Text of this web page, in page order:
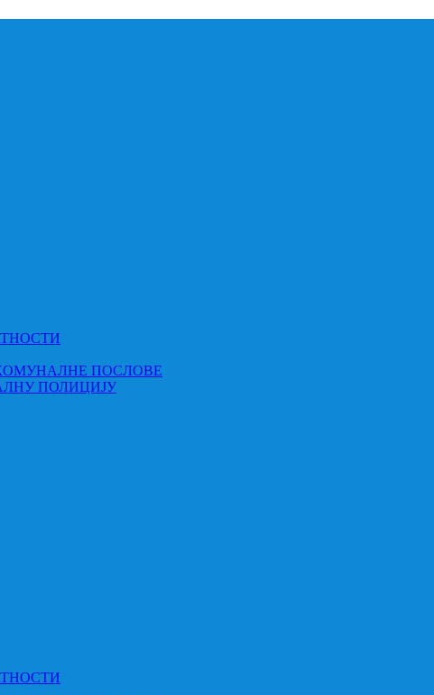
ПОСЛОВЕ
ПОЛИЦИЈУ